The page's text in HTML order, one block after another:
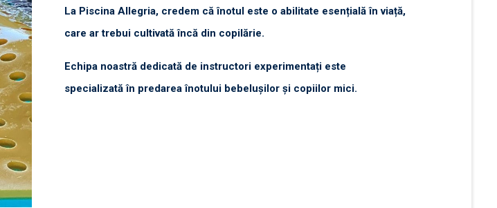
La Piscina Allegria, credem că înotul este o abilitate esențială în viață,
care ar trebui cultivată încă din copilărie.
Echipa noastră dedicată de instructori experimentați este
specializată în predarea înotului bebelușilor și copiilor mici.